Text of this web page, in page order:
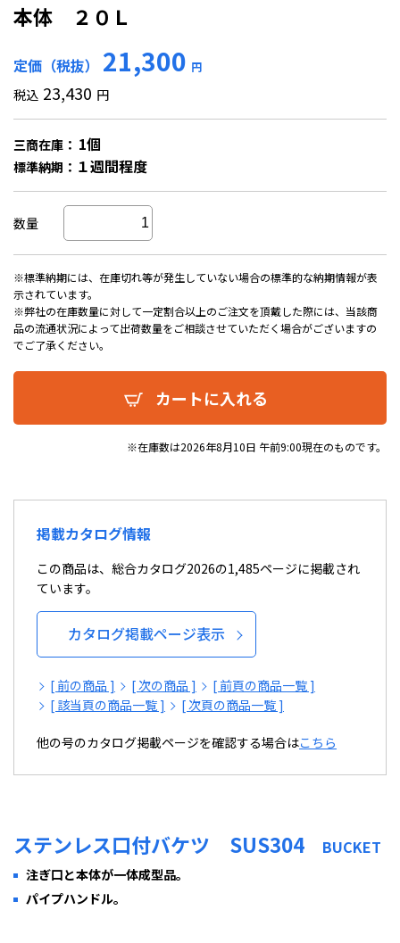
本体 ２０Ｌ
定価（税抜） 21,300 円
税込 23,430 円
三商在庫： 1個
標準納期： １週間程度
数量
※標準納期には、在庫切れ等が発生していない場合の標準的な納期情報が表
示されています。
※弊社の在庫数量に対して一定割合以上のご注文を頂戴した際には、当該商
品の流通状況によって出荷数量をご相談させていただく場合がございますの
でご了承ください。
カートに入れる
※在庫数は2026年8月10日 午前9:00現在のものです。
掲載カタログ情報
この商品は、総合カタログ2026の1,485ページに掲載され
ています。
カタログ掲載ページ表示
[ 前の商品 ] [ 次の商品 ]
[ 前頁の商品一覧 ]
[ 該当頁の商品一覧 ]
[ 次頁の商品一覧 ]
他の号のカタログ掲載ページを確認する場合はこちら
ステンレス口付バケツ SUS304 BUCKET
注ぎ口と本体が一体成型品。
パイプハンドル。